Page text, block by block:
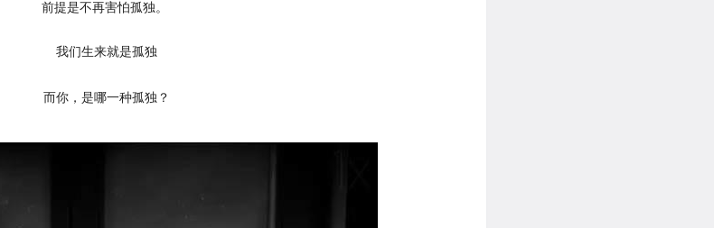
前提是不再害怕孤独。
我们生来就是孤独
而你，是哪一种孤独？